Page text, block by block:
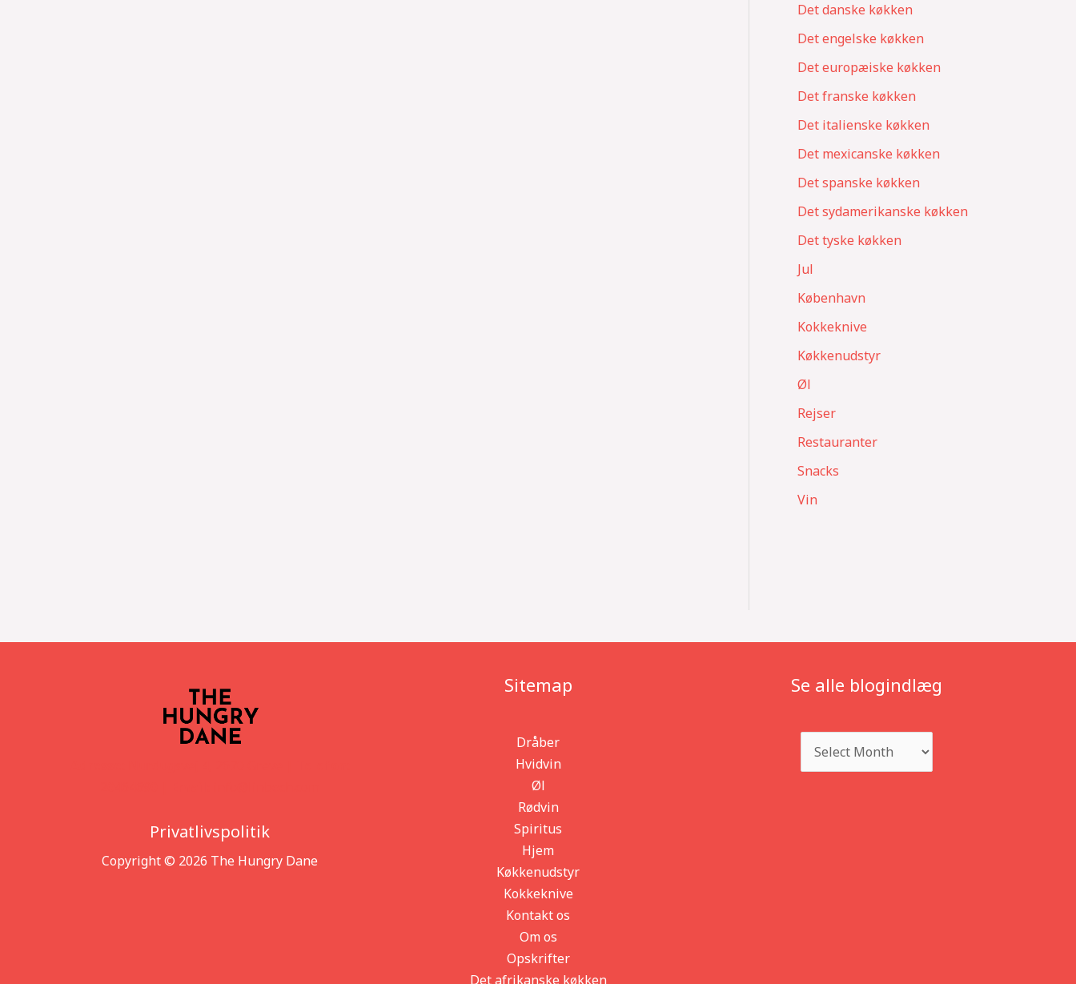
Det danske køkken
Det engelske køkken
Det europæiske køkken
Det franske køkken
Det italienske køkken
Det mexicanske køkken
Det spanske køkken
Det sydamerikanske køkken
Det tyske køkken
Jul
København
Kokkeknive
Køkkenudstyr
Øl
Rejser
Restauranter
Snacks
Vin
Privatlivspolitik
Copyright © 2026 The Hungry Dane
Sitemap
Dråber
Hvidvin
Øl
Rødvin
Spiritus
Hjem
Køkkenudstyr
Kokkeknive
Kontakt os
Om os
Opskrifter
Det afrikanske køkken
Se alle blogindlæg